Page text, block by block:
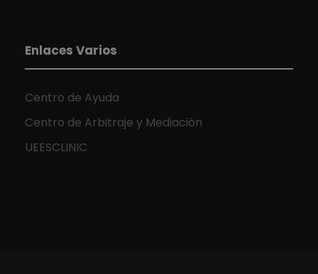
Enlaces Varios
Centro de Ayuda
Centro de Arbitraje y Mediación
UEESCLINIC